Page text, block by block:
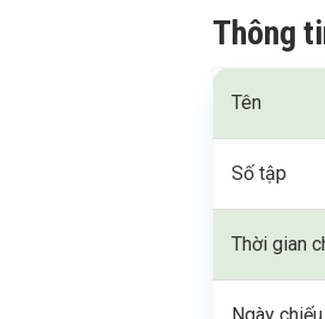
Thông
Tên
Số tập
Thời gian